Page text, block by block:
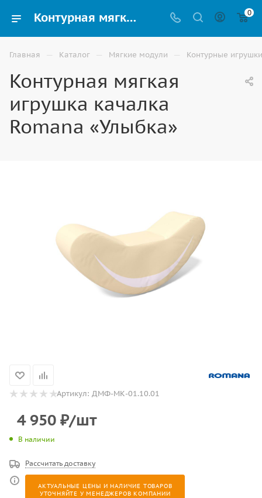
Контурная мягкая игрушка качалка Romana «Улыбка» разных форм и размеров купить в Элисте 0
Главная — Каталог — Мягкие модули — Контурные игрушки
Контурная мягкая
игрушка качалка
Romana «Улыбка»
Артикул: ДМФ-МК-01.10.01
4 950 ₽/шт
В наличии
Рассчитать доставку
АКТУАЛЬНЫЕ ЦЕНЫ И НАЛИЧИЕ ТОВАРОВ
УТОЧНЯЙТЕ У МЕНЕДЖЕРОВ КОМПАНИИ